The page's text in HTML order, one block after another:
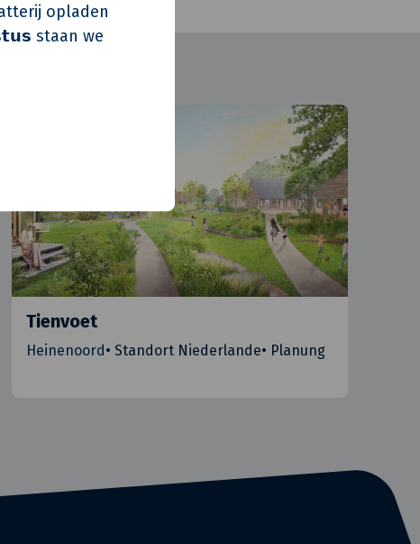
opladen
staan we
Tienvoet
Heinenoord• Standort Niederlande• Planung